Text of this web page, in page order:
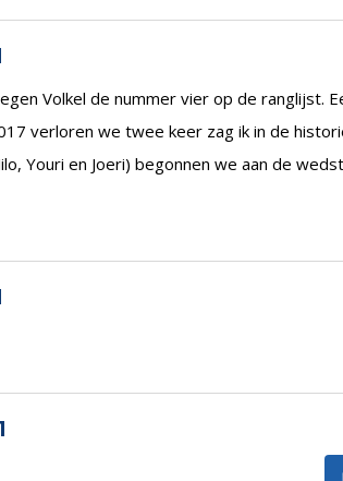
Volkel de nummer vier op de ranglijst.
verloren we twee keer zag ik in de
Youri en Joeri) begonnen we aan de